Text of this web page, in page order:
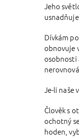
Jeho
Dívkám
obnovuje
osobnosti
Je-li naše
Člověk s
ochotný
hoden,